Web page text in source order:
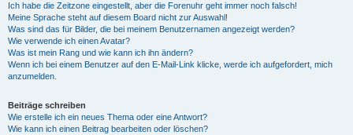
Ich habe die Zeitzone eingestellt, aber die Forenuhr geht immer noch falsch!
Meine Sprache steht auf diesem Board nicht zur Auswahl!
Was sind das für Bilder, die bei meinem Benutzernamen angezeigt werden?
Wie verwende ich einen Avatar?
Was ist mein Rang und wie kann ich ihn ändern?
Wenn ich bei einem Benutzer auf den E-Mail-Link klicke, werde ich aufgefordert, mich
anzumelden.
Beiträge schreiben
Wie erstelle ich ein neues Thema oder eine Antwort?
Wie kann ich einen Beitrag bearbeiten oder löschen?